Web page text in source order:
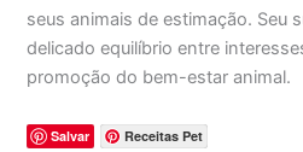
seus animais de estimação. Seu
delicado equilíbrio entre
promoção do bem-estar animal.
Salvar Receitas Pet